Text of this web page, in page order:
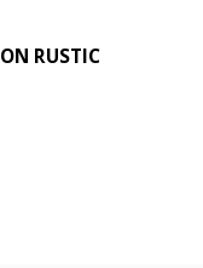
RUSTIC